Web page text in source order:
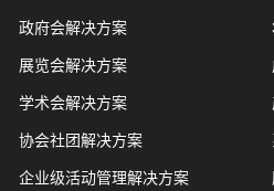
政府会解决方案
展览会解决方案
学术会解决方案
协会社团解决方案
企业级活动管理解决方案